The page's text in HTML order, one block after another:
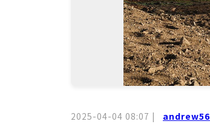
2025-04-04 08:07 | andrew56